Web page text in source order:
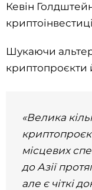
Кевін
Шукаючи
криптопроєкти
«Велика
місцевих
до Азії
але є чіткі